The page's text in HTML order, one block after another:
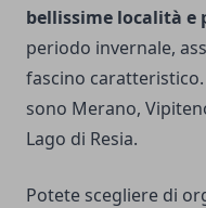
bellissime località e
periodo invernale,
fascino
sono Merano,
Lago di Resia.
Potete scegliere di